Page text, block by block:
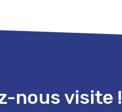
nous visite !